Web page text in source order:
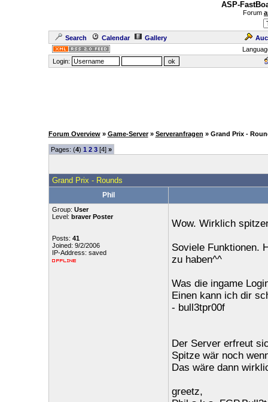
ASP-
Forum
Search Calendar Gallery
Login:
Forum Overview » Game-Server » Serveranfragen » Grand Prix -
Pages: (4) 1 2 3[4] »
Grand Prix - Rounds
Phil
Group: User
Level: braver Poster
Posts: 41
Joined: 9/2/2006
IP-Address: saved
Wow. Wirklich
Soviele Funktionen.
zu haben^^
Was die ingame
Einen kann ich dir
- bull3tpr00f
Der Server erfreut
Spitze wär noch
Das wäre dann
greetz,